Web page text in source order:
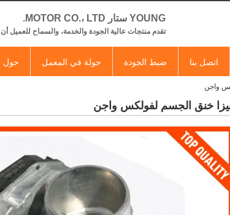
YOUNG ستار MOTOR CO.، LTD.
تقدم منتجات عالية الجودة والخدمة، والسماح للعميل
حول جولة في المعمل ضبط الجودة اتصل بنا